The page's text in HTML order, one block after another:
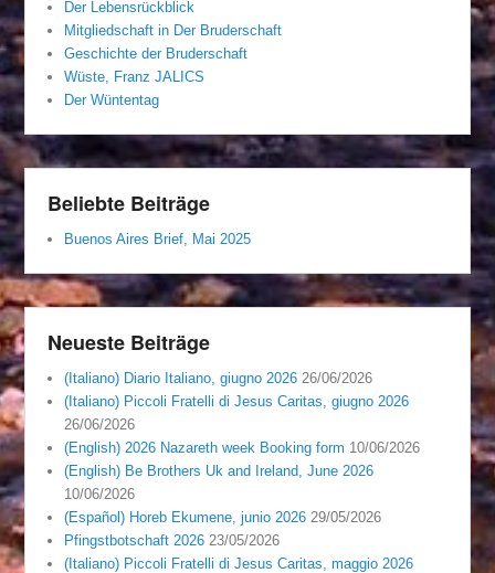
Der Lebensrückblick
Mitgliedschaft in Der Bruderschaft
Geschichte der Bruderschaft
Wüste, Franz JALICS
Der Wüntentag
Beliebte Beiträge
Buenos Aires Brief, Mai 2025
Neueste Beiträge
(Italiano) Diario Italiano, giugno 2026 26/06/2026
(Italiano) Piccoli Fratelli di Jesus Caritas, giugno 2026
26/06/2026
(English) 2026 Nazareth week Booking form 10/06/2026
(English) Be Brothers Uk and Ireland, June 2026
10/06/2026
(Español) Horeb Ekumene, junio 2026 29/05/2026
Pfingstbotschaft 2026 23/05/2026
(Italiano) Piccoli Fratelli di Jesus Caritas, maggio 2026